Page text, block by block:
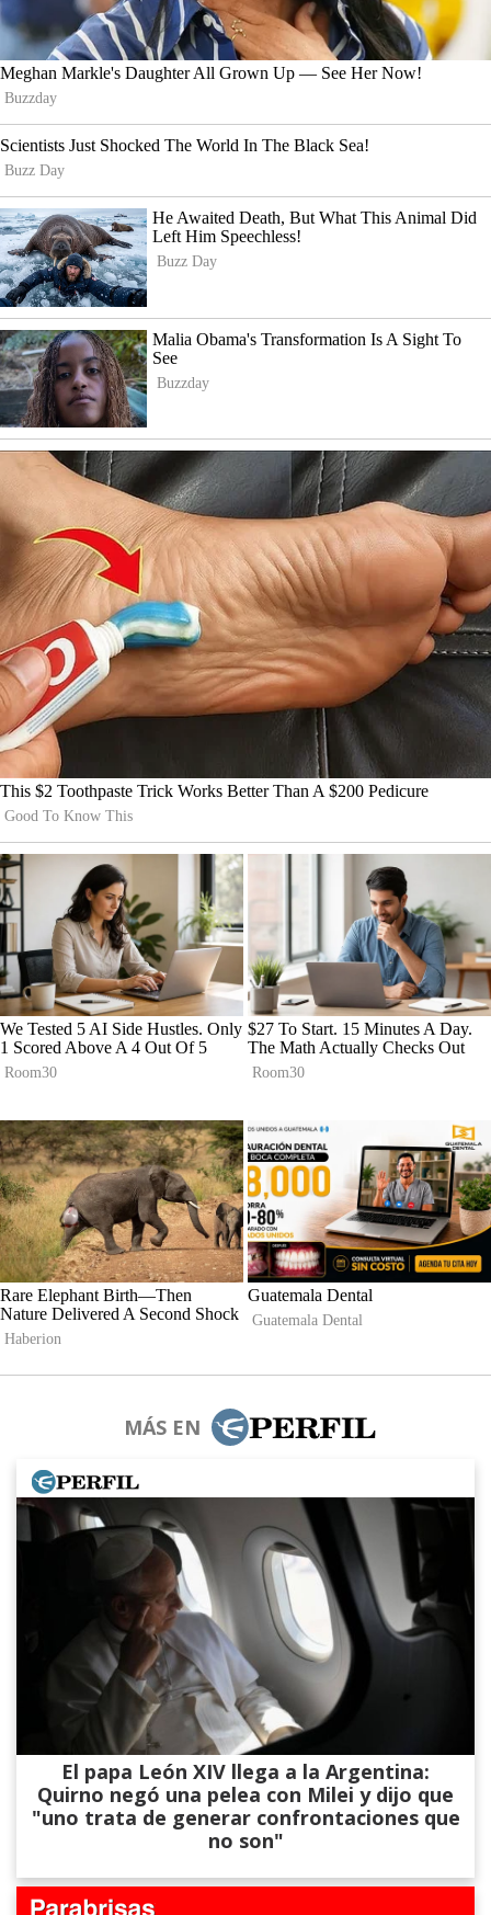
MÁS EN
El papa León XIV llega a la Argentina:
Quirno negó una pelea con Milei y dijo que
"uno trata de generar confrontaciones que
no son"